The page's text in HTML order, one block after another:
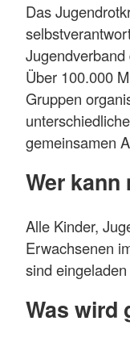
Das
Über 100.000
Gruppen
gemeinsamen
Wer kann
Alle Kinder,
Erwachsenen
sind
Was wird